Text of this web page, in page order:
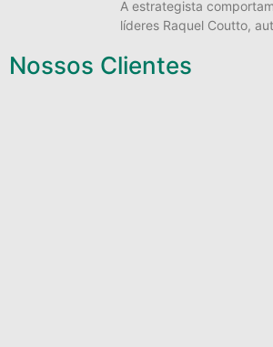
A estrategista
líderes Raquel Coutto,
Nossos Clientes